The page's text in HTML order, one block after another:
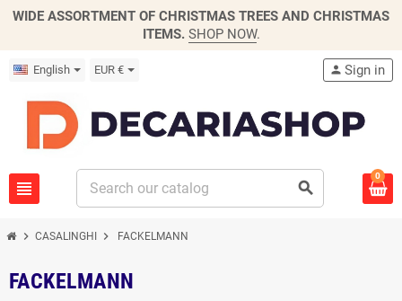
WIDE ASSORTMENT OF CHRISTMAS TREES AND CHRISTMAS
ITEMS. SHOP NOW.
English EUR €
view_headline search
person Sign in
0
chevron_right CASALINGHI chevron_right FACKELMANN
FACKELMANN